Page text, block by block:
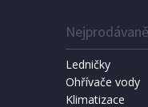
Ledničky
Ohřívače vody
Klimatizace